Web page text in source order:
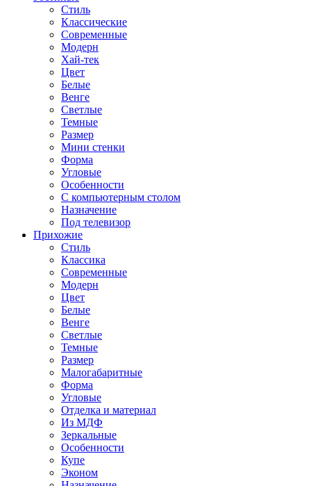
Стиль
Классические
Современные
Модерн
Хай-тек
Цвет
Белые
Венге
Светлые
Темные
Размер
Мини стенки
Форма
Угловые
Особенности
С компьютерным столом
Назначение
Под телевизор
Прихожие
Стиль
Классика
Современные
Модерн
Цвет
Белые
Венге
Светлые
Темные
Размер
Малогабаритные
Форма
Угловые
Отделка и материал
Из МДФ
Зеркальные
Особенности
Купе
Эконом